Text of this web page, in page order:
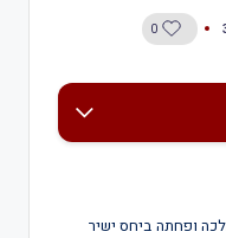
0
ופחתה ביחס ישיר